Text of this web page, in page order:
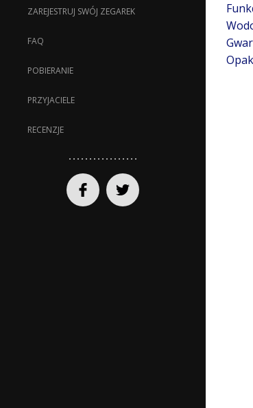
ZAREJESTRUJ SWÓJ ZEGAREK
FAQ
POBIERANIE
PRZYJACIELE
RECENZJE